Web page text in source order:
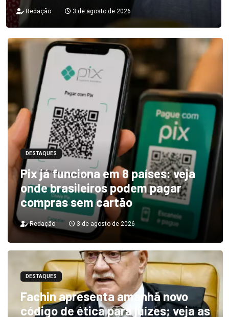
Redação 3 de agosto de 2026
DESTAQUES
Pix já funciona em 8 países: veja
onde brasileiros podem pagar
compras sem cartão
Redação 3 de agosto de 2026
DESTAQUES
Fachin apresenta amanhã novo
código de ética para juízes; veja as